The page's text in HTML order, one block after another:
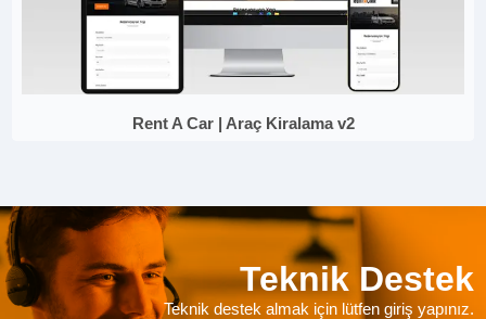
Rent A Car | Araç Kiralama v2
Teknik Destek
Teknik destek almak için lütfen giriş yapınız.